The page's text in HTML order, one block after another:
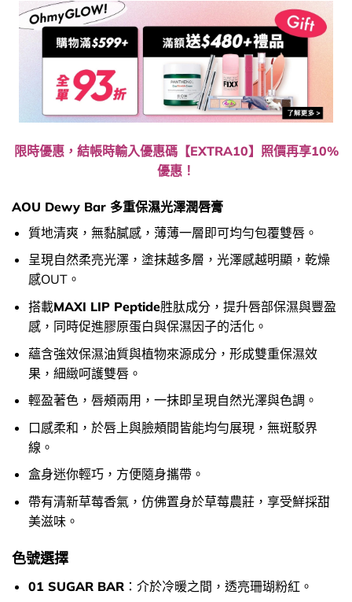
限時優惠，結帳時輸入優惠碼【EXTRA10】照價再享10%
優惠！
AOU Dewy Bar 多重保濕光澤潤唇膏
質地清爽，無黏膩感，薄薄一層即可均勻包覆雙唇。
呈現自然柔亮光澤，塗抹越多層，光澤感越明顯，乾燥
感OUT。
搭載MAXI LIP Peptide胜肽成分，提升唇部保濕與豐盈
感，同時促進膠原蛋白與保濕因子的活化。
蘊含強效保濕油質與植物來源成分，形成雙重保濕效
果，細緻呵護雙唇。
輕盈著色，唇頰兩用，一抹即呈現自然光澤與色調。
口感柔和，於唇上與臉頰間皆能均勻展現，無斑駁界
線。
盒身迷你輕巧，方便隨身攜帶。
帶有清新草莓香氣，仿佛置身於草莓農莊，享受鮮採甜
美滋味。
色號選擇
01 SUGAR BAR：介於冷暖之間，透亮珊瑚粉紅。